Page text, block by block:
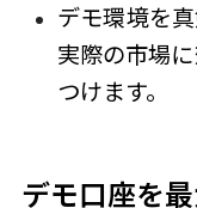
デモ環境を
実際の市場
つけます。
デモ口座を